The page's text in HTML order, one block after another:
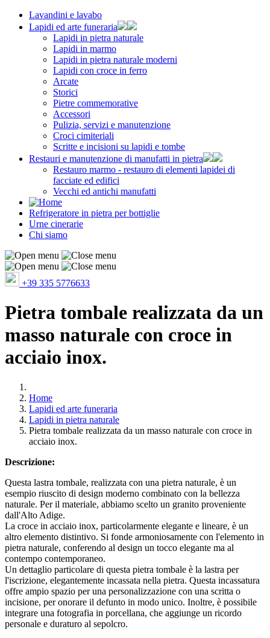
Lavandini e lavabo
Lapidi ed arte funeraria
Lapidi in pietra naturale
Lapidi in marmo
Lapidi in pietra naturale moderni
Lapidi con croce in ferro
Arcate
Storici
Pietre commemorative
Accessori
Pulizia, servizi e manutenzione
Croci cimiteriali
Scritte e incisioni su lapidi e tombe
Restauri e manutenzione di manufatti in pietra
Restauro marmo - restauro di elementi lapidei di
facciate ed edifici
Vecchi ed antichi manufatti
Refrigeratore in pietra per bottiglie
Urne cinerarie
Chi siamo
+39 335 5776633
Pietra tombale realizzata da un
masso naturale con croce in
acciaio inox.
Home
Lapidi ed arte funeraria
Lapidi in pietra naturale
Pietra tombale realizzata da un masso naturale con croce in
acciaio inox.
Descrizione:
Questa lastra tombale, realizzata con una pietra naturale, è un
esempio riuscito di design moderno combinato con la bellezza
naturale. Per il materiale, abbiamo scelto un granito proveniente
dall'Alto Adige.
La croce in acciaio inox, particolarmente elegante e lineare, è un
altro elemento distintivo. Si fonde armoniosamente con l'elemento in
pietra naturale, conferendo al design un tocco elegante ma al
contempo contemporaneo.
Un dettaglio particolare di questa pietra tombale è la lastra per
l'iscrizione, elegantemente incassata nella pietra. Questa incassatura
offre ampio spazio per una personalizzazione con una scritta o
incisione, per onorare il defunto in modo unico. Inoltre, è possibile
integrare una fotografia in porcellana, che aggiunge un ricordo
personale e duraturo al sepolcro.